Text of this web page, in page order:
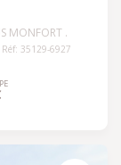
MONFORT .
Réf: 35129-6927